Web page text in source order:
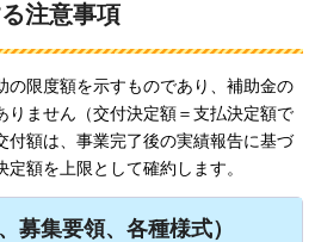
注意事項
の限度額を示すものであり、補助金の
りません（交付決定額＝支払決定額で
付額は、事業完了後の実績報告に基づ
額を上限として確約します。
募集要領、各種様式）